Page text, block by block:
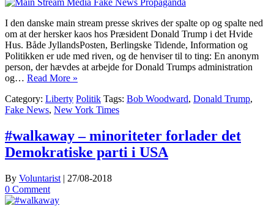
I den danske main stream presse skrives der spalte op og spalte ned
om at der hersker kaos hos Præsident Donald Trump i det Hvide
Hus. Både JyllandsPosten, Berlingske Tidende, Information og
Politikken er ude med riven, og de henviser til to ting: En anonym
person, der hævdes at arbejde for Donald Trumps administration
og… Read More »
Category: Liberty Politik Tags: Bob Woodward, Donald Trump,
Fake News, New York Times
#walkaway – minoriteter forlader det
Demokratiske parti i USA
By Voluntarist | 27/08-2018
0 Comment